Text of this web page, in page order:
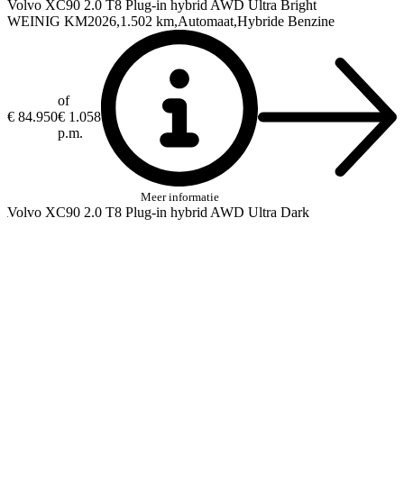
Volvo XC90 2.0 T8 Plug-in hybrid AWD Ultra Bright
WEINIG KM2026 1.502 km Automaat Hybride Benzine
€ 84.950
of
€ 1.058
p.m.
Meer informatie
Volvo XC90 2.0 T8 Plug-in hybrid AWD Ultra Dark